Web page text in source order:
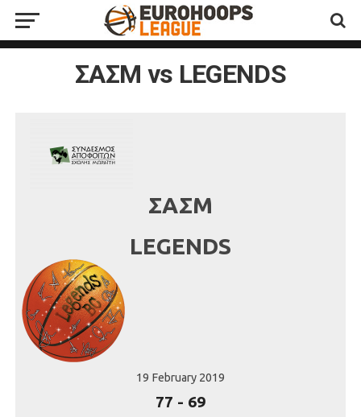
ΣΑΣΜ vs LEGENDS
ΣΑΣΜ
LEGENDS
19 February 2019
77 - 69